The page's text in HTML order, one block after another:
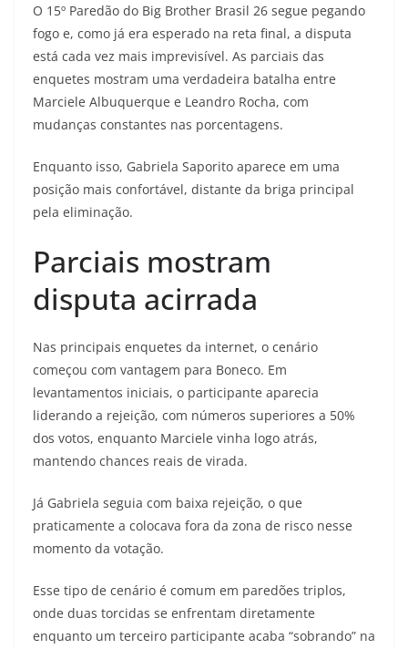
O 15º Paredão do Big Brother Brasil 26 segue pegando
fogo e, como já era esperado na reta final, a disputa
está cada vez mais imprevisível. As parciais das
enquetes mostram uma verdadeira batalha entre
Marciele Albuquerque e Leandro Rocha, com
mudanças constantes nas porcentagens.
Enquanto isso, Gabriela Saporito aparece em uma
posição mais confortável, distante da briga principal
pela eliminação.
Parciais mostram
disputa acirrada
Nas principais enquetes da internet, o cenário
começou com vantagem para Boneco. Em
levantamentos iniciais, o participante aparecia
liderando a rejeição, com números superiores a 50%
dos votos, enquanto Marciele vinha logo atrás,
mantendo chances reais de virada.
Já Gabriela seguia com baixa rejeição, o que
praticamente a colocava fora da zona de risco nesse
momento da votação.
Esse tipo de cenário é comum em paredões triplos,
onde duas torcidas se enfrentam diretamente
enquanto um terceiro participante acaba “sobrando” na